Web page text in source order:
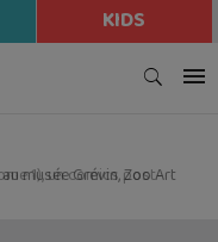
KIDS
musée Grévin, Zoo Art